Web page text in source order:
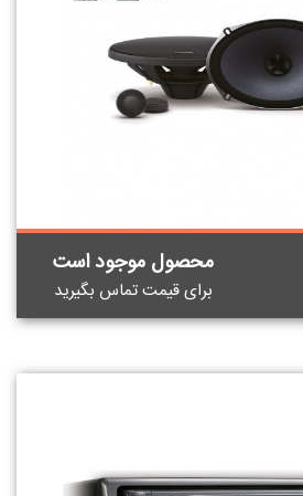
محصول موجود است
برای قيمت تماس بگيريد